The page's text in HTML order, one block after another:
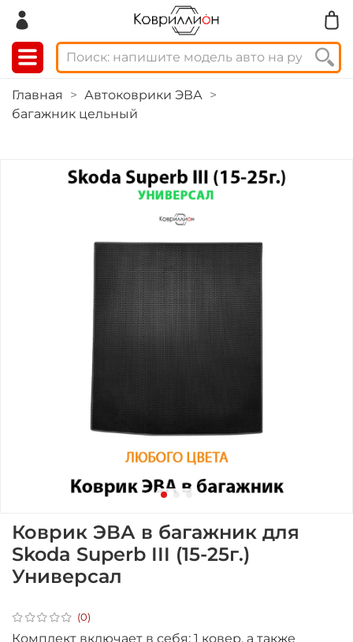
Главная
Автоковрики ЭВА
багажник цельный
(0)
Коврик ЭВА в багажник для
Skoda Superb III (15-25г.)
Универсал
Комплект включает в себя: 1 ковер, а также